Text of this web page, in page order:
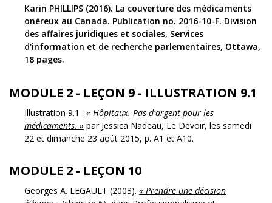
Karin PHILLIPS (2016). La couverture des médicaments
onéreux au Canada. Publication no. 2016-10-F. Division
des affaires juridiques et sociales, Services
d'information et de recherche parlementaires, Ottawa,
18 pages.
MODULE 2 - LEÇON 9 - ILLUSTRATION 9.1
Illustration 9.1 : « Hôpitaux. Pas d'argent pour les
médicaments. » par Jessica Nadeau, Le Devoir, les samedi
22 et dimanche 23 août 2015, p. A1 et A10.
MODULE 2 - LEÇON 10
Georges A. LEGAULT (2003). « Prendre une décision